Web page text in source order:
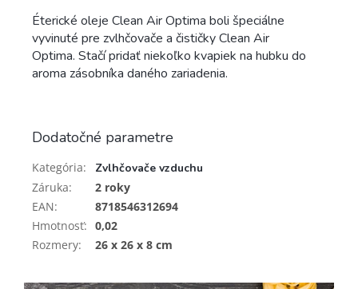
Éterické oleje Clean Air Optima boli špeciálne
vyvinuté pre zvlhčovače a čističky Clean Air
Optima. Stačí pridať niekoľko kvapiek na hubku do
aroma zásobníka daného zariadenia.
Dodatočné parametre
Kategória:
Zvlhčovače vzduchu
Záruka:
2 roky
EAN:
8718546312694
Hmotnosť: 0,02
Rozmery: 26 x 26 x 8 cm